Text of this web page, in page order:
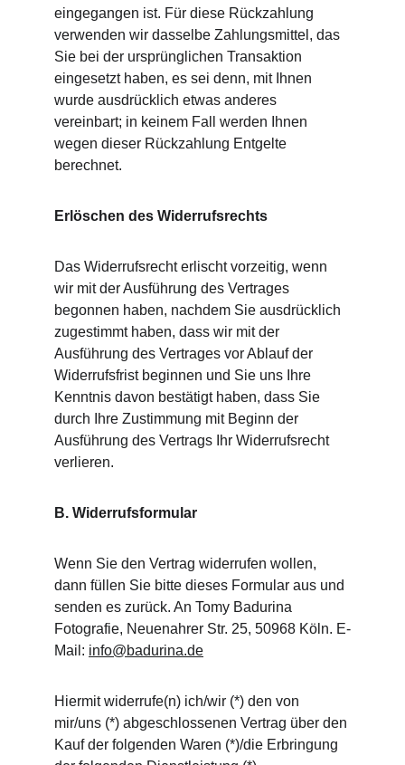
eingegangen ist. Für diese Rückzahlung
verwenden wir dasselbe Zahlungsmittel, das
Sie bei der ursprünglichen Transaktion
eingesetzt haben, es sei denn, mit Ihnen
wurde ausdrücklich etwas anderes
vereinbart; in keinem Fall werden Ihnen
wegen dieser Rückzahlung Entgelte
berechnet.
Erlöschen des Widerrufsrechts
Das Widerrufsrecht erlischt vorzeitig, wenn
wir mit der Ausführung des Vertrages
begonnen haben, nachdem Sie ausdrücklich
zugestimmt haben, dass wir mit der
Ausführung des Vertrages vor Ablauf der
Widerrufsfrist beginnen und Sie uns Ihre
Kenntnis davon bestätigt haben, dass Sie
durch Ihre Zustimmung mit Beginn der
Ausführung des Vertrags Ihr Widerrufsrecht
verlieren.
B. Widerrufsformular
Wenn Sie den Vertrag widerrufen wollen,
dann füllen Sie bitte dieses Formular aus und
senden es zurück. An Tomy Badurina
Fotografie, Neuenahrer Str. 25, 50968 Köln. E-
Mail: info@badurina.de
Hiermit widerrufe(n) ich/wir (*) den von
mir/uns (*) abgeschlossenen Vertrag über den
Kauf der folgenden Waren (*)/die Erbringung